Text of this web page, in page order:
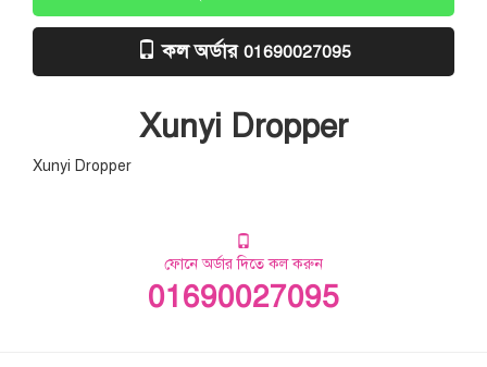
কল অর্ডার 01690027095
Xunyi Dropper
Xunyi Dropper
ফোনে অর্ডার দিতে কল করুন
01690027095